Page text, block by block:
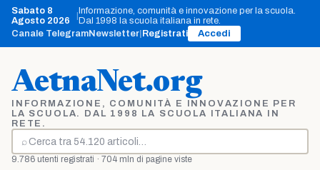
Vai
contenuto
Sabato 8
Agosto 2026
Informazione, comunità e innovazione per la scuola.
Dal 1998 la scuola italiana in rete.
Canale TelegramNewsletter Registrati Accedi
AetnaNet.org
INFORMAZIONE, COMUNITÀ E INNOVAZIONE PER
LA SCUOLA. DAL 1998 LA SCUOLA ITALIANA IN
RETE.
⌕
Cerca
9.786 utenti registrati · 704 mln di pagine viste